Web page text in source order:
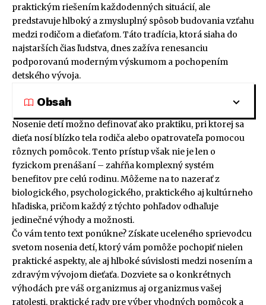
praktickým riešením každodenných situácií, ale
predstavuje hlboký a zmysluplný spôsob budovania vzťahu
medzi rodičom a dieťaťom. Táto tradícia, ktorá siaha do
najstarších čias ľudstva, dnes zažíva renesanciu
podporovanú moderným výskumom a pochopením
detského vývoja.
Obsah
Nosenie detí možno definovať ako praktiku, pri ktorej sa
dieťa nosí blízko tela rodiča alebo opatrovateľa pomocou
rôznych pomôcok. Tento prístup však nie je len o
fyzickom prenášaní – zahŕňa komplexný systém
benefitov pre celú rodinu. Môžeme na to nazerať z
biologického, psychologického, praktického aj kultúrneho
hľadiska, pričom každý z týchto pohľadov odhaľuje
jedinečné výhody a možnosti.
Čo vám tento text ponúkne? Získate uceleného sprievodcu
svetom nosenia detí, ktorý vám pomôže pochopiť nielen
praktické aspekty, ale aj hlboké súvislosti medzi nosením a
zdravým vývojom dieťaťa. Dozviete sa o konkrétnych
výhodách pre váš organizmus aj organizmus vašej
ratolesti, praktické rady pre výber vhodných pomôcok a